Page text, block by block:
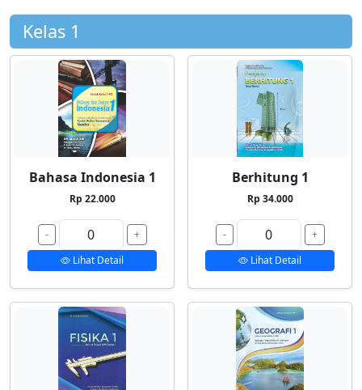
Kelas 1
Bahasa Indonesia 1
Rp 22.000
-
+
Lihat Detail
Berhitung 1
Rp 34.000
-
+
Lihat Detail